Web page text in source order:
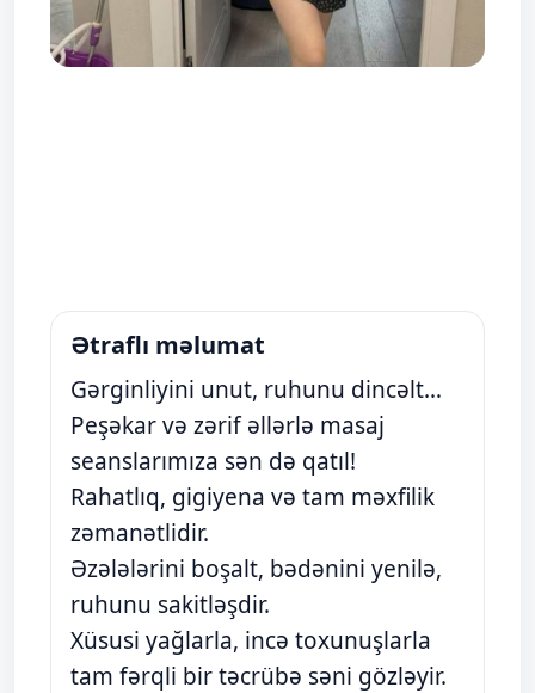
Ətraflı məlumat
Gərginliyini unut, ruhunu dincəlt…
Peşəkar və zərif əllərlə masaj
seanslarımıza sən də qatıl!
Rahatlıq, gigiyena və tam məxfilik
zəmanətlidir.
Əzələlərini boşalt, bədənini yenilə,
ruhunu sakitləşdir.
Xüsusi yağlarla, incə toxunuşlarla
tam fərqli bir təcrübə səni gözləyir.